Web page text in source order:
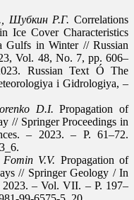
Шубкин Р.Г. Correlations
Ice Cover Characteristics
Gulfs in Winter // Russian
Vol. 48, No. 7, pp. 606–
Russian Text Ó The
i Gidrologiya, –
D.I. Propagation of
// Springer Proceedings in
– 2023. – P. 61–72.
V.V. Propagation of
// Springer Geology / In
2023. – Vol. VII. – P. 197–